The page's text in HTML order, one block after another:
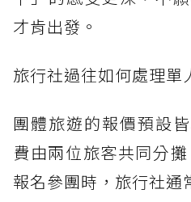
才肯出發。
旅行社過往如何處理單
團體旅遊的報價預設
費由兩位旅客共同分
報名參團時，旅行社通